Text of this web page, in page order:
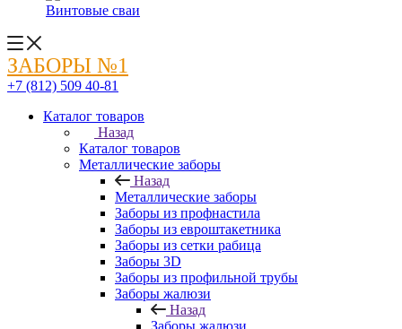
Винтовые сваи
ЗАБОРЫ №1
+7 (812) 509 40-81
Каталог товаров
Назад
Каталог товаров
Металлические заборы
Назад
Металлические заборы
Заборы из профнастила
Заборы из евроштакетника
Заборы из сетки рабица
Заборы 3D
Заборы из профильной трубы
Заборы жалюзи
Назад
Заборы жалюзи